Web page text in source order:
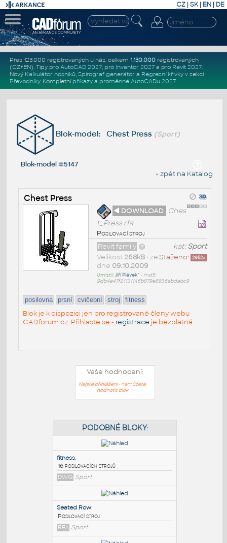
CZ | SK| EN | DE
Přes 123.000 registrovaných u nás, celkem 1.130.000registrovaných
(CZ+EN). Tipy pro AutoCAD 2027, pro Inventor 2027a pro Revit 2027.
Nový Kalkulátor nosníků, Spirograf generátor a Regresní křivkyv sekci
Převodníky. Kompletní příkazya proměnné AutoCADu 2027.
Blok-model: Chest Press (Sport)
Blok-model #5147
« zpět na Katalog
Chest Press
◄ DOWNLOAD Ches
t_Press.rfa
Posilovací stroj
kat:Sport
Revit family
Staženo: 2952x
Velikost 268kB• ze
dne 09.10.2009
Umístil:Jiří Plávek^ • md5:
9db4e47f21131146b879e8936ebdabc9
posilovna prsní cvičební stroj fitness
Blok je k dispozici jen pro registrované členy webu
CADforum.cz. Přihlaste se - registrace je bezplatná.
Vaše hodnocení:
Nejste přihlášeni - nemůžete
hodnotit blok
PODOBNÉ BLOKY
fitness: